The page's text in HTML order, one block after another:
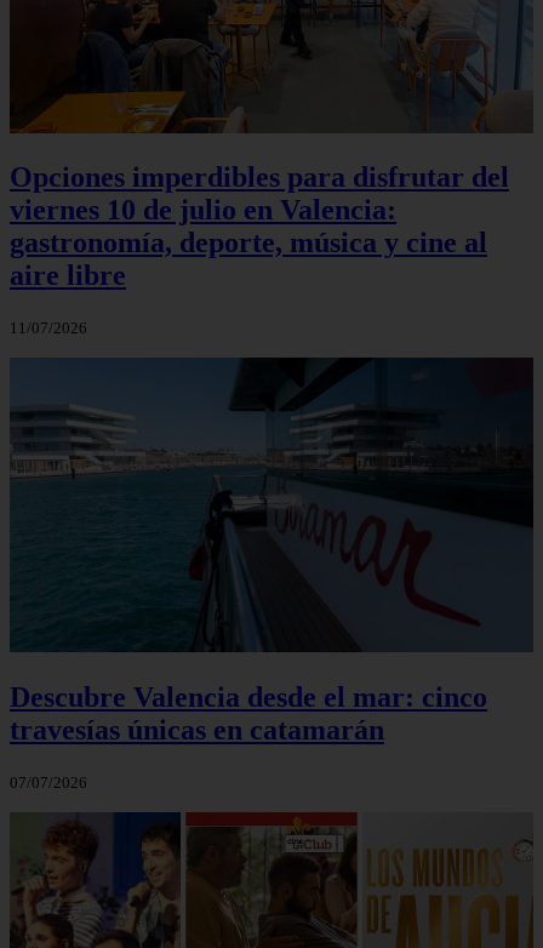
Opciones imperdibles para disfrutar del
viernes 10 de julio en Valencia:
gastronomía, deporte, música y cine al
aire libre
11/07/2026
Descubre Valencia desde el mar: cinco
travesías únicas en catamarán
07/07/2026